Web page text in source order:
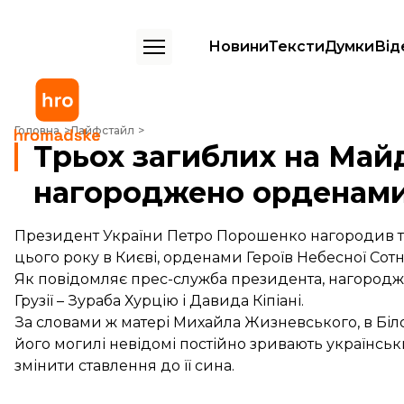
НовиниТекстиДумки
Головна Лайфстайл
Трьох загиблих на Майдані іноземців нагороджено орденами Героїв
Трьох загиблих на
нагороджено орденами
Президент України Петро Порошенко нагородив
цього року в Києві, орденами Героїв Небесної
Як повідомляє прес-служба президента,
Грузії – Зураба Хурцію і Давида Кіпіані.
За словами ж матері Михайла Жизневського, в
його могилі невідомі постійно зривають
змінити ставлення до її сина.